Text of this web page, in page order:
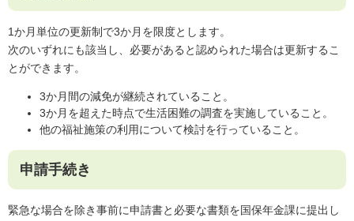
1か月単位の更新制で3か月を限度とします。
次のいずれにも該当し、必要があると認められた場合は更新するこ
とができます。
3か月間の減免が継続されていること。
3か月を超えた時点で生活困難の調査を実施していること。
他の福祉施策の利用について検討を行っていること。
申請手続き
緊急な場合を除き事前に申請書と必要な書類を国保年金課に提出し